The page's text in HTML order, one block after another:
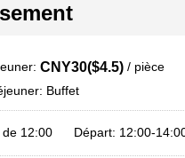
CNY30($4.5)/ pièce
Buffet
de 12:00 Départ: 12:00-